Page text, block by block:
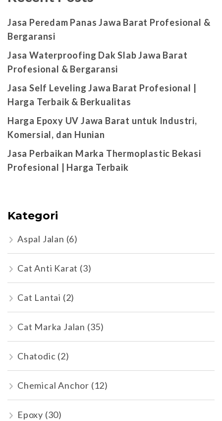
Jasa Peredam Panas Jawa Barat Profesional &
Bergaransi
Jasa Waterproofing Dak Slab Jawa Barat
Profesional & Bergaransi
Jasa Self Leveling Jawa Barat Profesional |
Harga Terbaik & Berkualitas
Harga Epoxy UV Jawa Barat untuk Industri,
Komersial, dan Hunian
Jasa Perbaikan Marka Thermoplastic Bekasi
Profesional | Harga Terbaik
Kategori
Aspal Jalan (6)
Cat Anti Karat (3)
Cat Lantai (2)
Cat Marka Jalan (35)
Chatodic (2)
Chemical Anchor (12)
Epoxy (30)